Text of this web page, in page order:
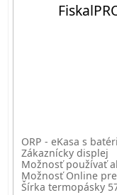
ORP - eKasa s
Zákaznícky displej
Možnosť používať
Možnosť Online
Šírka termopásky